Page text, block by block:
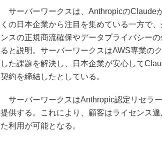
サーバーワークスは、AnthropicのClaude
くの日本企業から注目を集めている一方で
ンスの正規商流確保やデータプライバシー
ると説明。サーバーワークスはAWS専業の
した課題を解決し、日本企業が安心して
契約を締結したとしている。
サーバーワークスはAnthropic認定リセラ
提供する。これにより、顧客はライセンス
た利用が可能となる。